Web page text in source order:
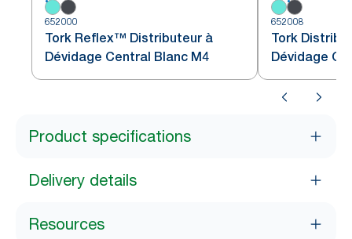
652000
Tork Reflex™ Distributeur à
Dévidage Central Blanc M4
652008
Tork
Dévidage
Turquoise
Product specifications
Delivery details
Resources